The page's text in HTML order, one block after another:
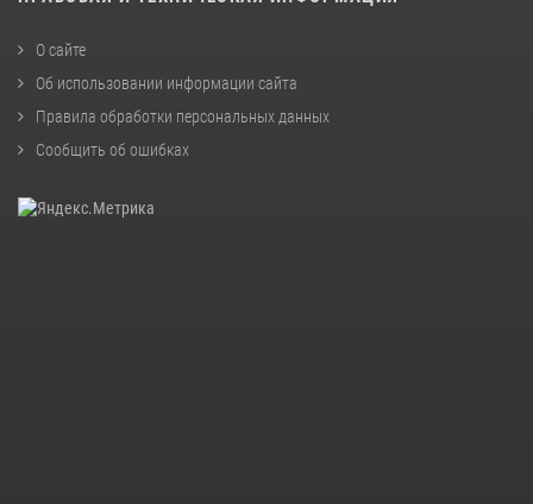
О сайте
Об использовании информации сайта
Правила обработки персональных данных
Сообщить об ошибках